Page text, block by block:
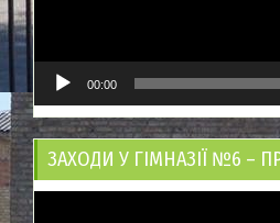
00:00
ЗАХОДИ У ГІМНАЗІЇ №6 –